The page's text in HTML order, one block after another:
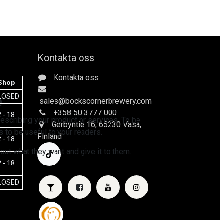
- 18
- 18
- 18
Kontakta oss
Kontakta oss
sales@bockscornerbrewery.com
+358 50 3777 000
Gerbyntie 16, 65230 Vasa,
Finland
your product or services. To be
to be useful to your readers.
what they want and give it to them.